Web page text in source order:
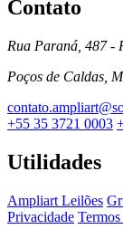
Contato
Rua Paraná, 487 -
Poços de Caldas,
+55 35 3721 0003
Utilidades
Ampliart Leilões
Privacidade